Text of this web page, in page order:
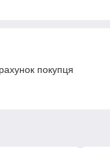
покупця